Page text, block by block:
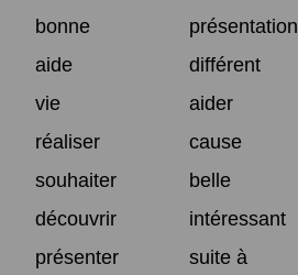
bonne
présentation
aide
différent
vie
aider
réaliser
cause
souhaiter
belle
découvrir
intéressant
présenter
suite à